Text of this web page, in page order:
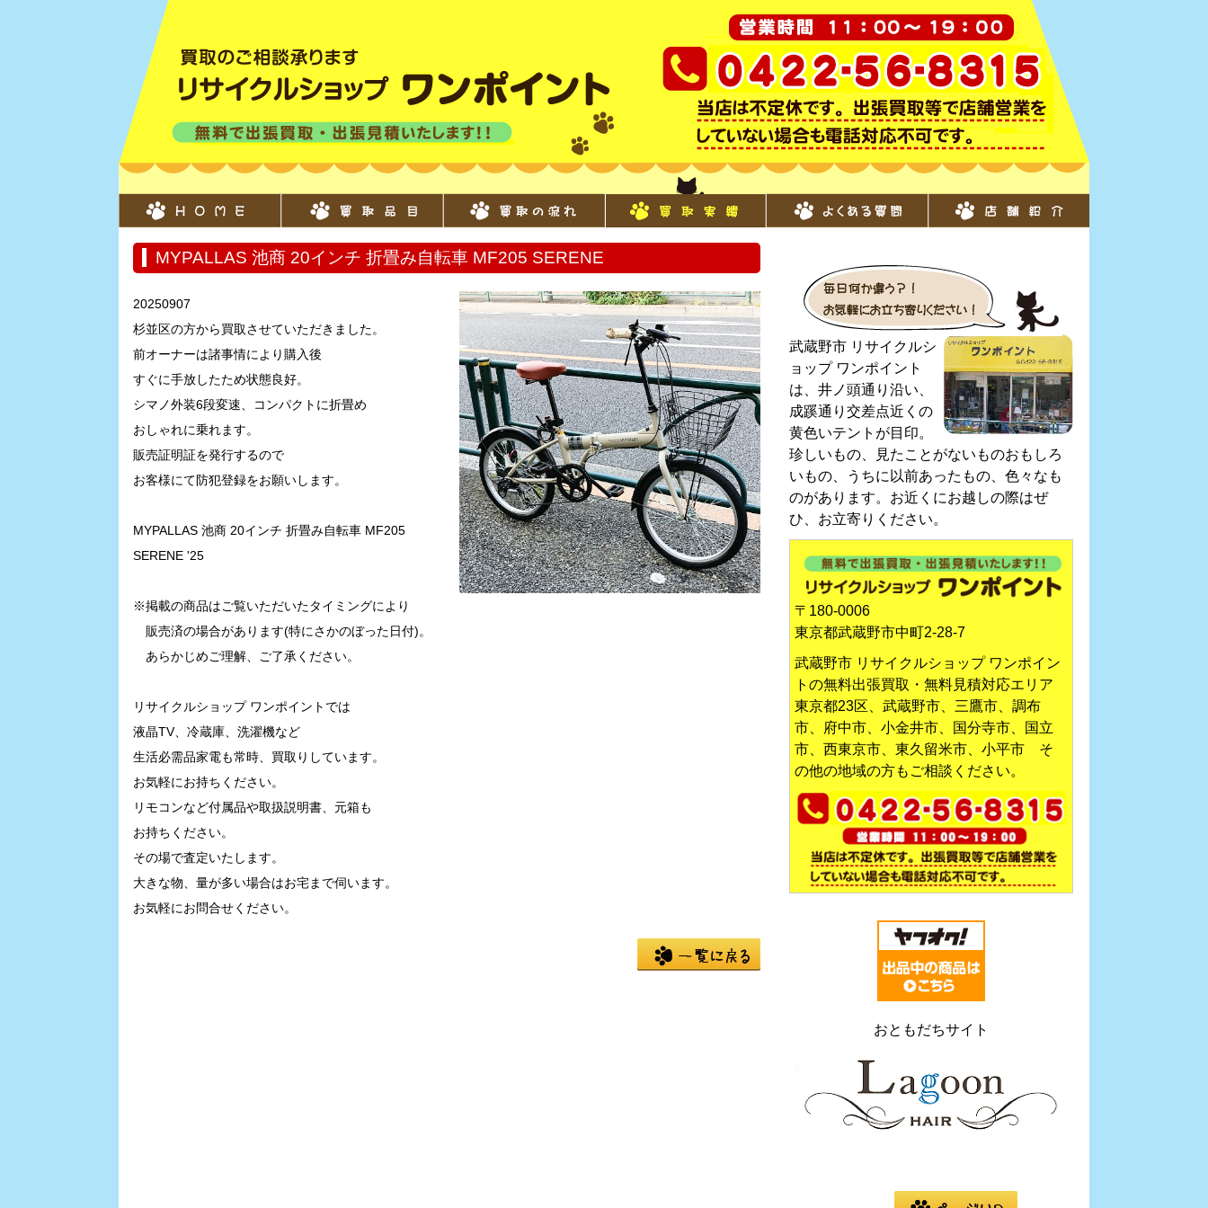
MYPALLAS 池商 20インチ 折畳み自転車 MF205 SERENE
20250907
杉並区の方から買取させていただきました。
前オーナーは諸事情により購入後
すぐに手放したため状態良好。
シマノ外装6段変速、コンパクトに折畳め
おしゃれに乗れます。
販売証明証を発行するので
お客様にて防犯登録をお願いします。
MYPALLAS 池商 20インチ 折畳み自転車 MF205
SERENE '25
※掲載の商品はご覧いただいたタイミングにより
販売済の場合があります(特にさかのぼった日付)。
あらかじめご理解、ご了承ください。
リサイクルショップ ワンポイントでは
液晶TV、冷蔵庫、洗濯機など
生活必需品家電も常時、買取りしています。
お気軽にお持ちください。
リモコンなど付属品や取扱説明書、元箱も
お持ちください。
その場で査定いたします。
大きな物、量が多い場合はお宅まで伺います。
お気軽にお問合せください。
武蔵野市 リサイクルシ
ョップ ワンポイント
は、井ノ頭通り沿い、
成蹊通り交差点近くの
黄色いテントが目印。
珍しいもの、見たことがないものおもしろ
いもの、うちに以前あったもの、色々なも
のがあります。お近くにお越しの際はぜ
ひ、お立寄りください。
〒180-0006
東京都武蔵野市中町2-28-7
武蔵野市 リサイクルショップ ワンポイン
トの無料出張買取・無料見積対応エリア
東京都23区、武蔵野市、三鷹市、調布
市、府中市、小金井市、国分寺市、国立
市、西東京市、東久留米市、小平市 そ
の他の地域の方もご相談ください。
おともだちサイト